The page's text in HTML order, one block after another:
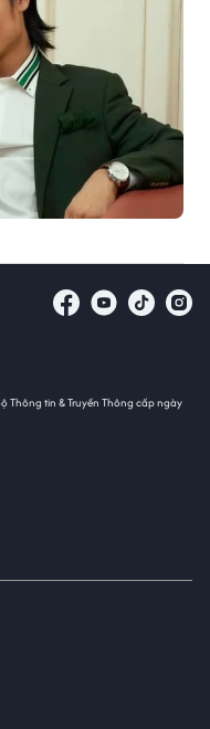
Thông tin & Truyền Thông cấp ngày